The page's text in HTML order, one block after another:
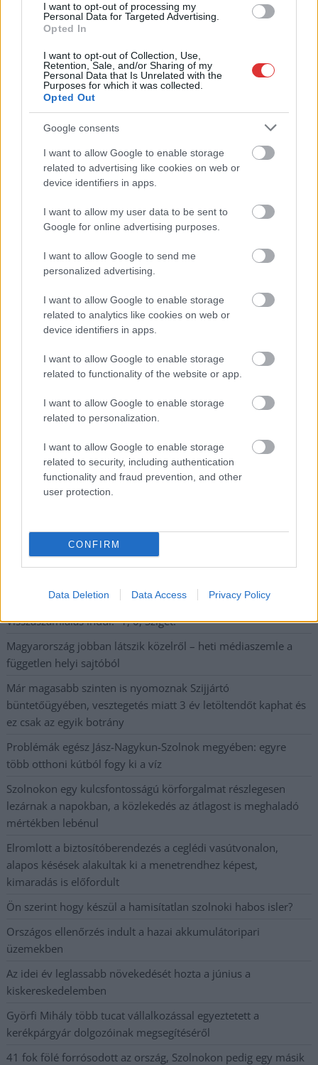
I want to opt-out of processing my
Personal Data for Targeted Advertising.
Opted In
I want to opt-out of Collection, Use,
Retention, Sale, and/or Sharing of my
Personal Data that Is Unrelated with the
Purposes for which it was collected.
Opted Out
Google consents
I want to allow Google to enable storage
related to advertising like cookies on web or
device identifiers in apps.
I want to allow my user data to be sent to
Google for online advertising purposes.
I want to allow Google to send me
personalized advertising.
I want to allow Google to enable storage
related to analytics like cookies on web or
device identifiers in apps.
I want to allow Google to enable storage
related to functionality of the website or app.
I want to allow Google to enable storage
related to personalization.
I want to allow Google to enable storage
related to security, including authentication
functionality and fraud prevention, and other
user protection.
CONFIRM
Data Deletion Data Access Privacy Policy
Hírlevél feliratkozás
Adja meg keresztnevét:
meg e-mail címét:
Megismertem és elfogadom aGDPR-szabályzat
Nem szeretne lemaradni semmiről? Csak egy kattintás, és hírlevelünk a
postaládájába érkezik!
A SZOL24 legfrissebb 24 cikke
A Tisza Párt Dr. Baka Andrást jelöli köztársasági elnöknek
fiú (VIDEÓVAL)
Hétfőn kezdik, csütörtökön végeznek – lezárás miatt
egyik Jász-Nagykun-Szolnok megyei vasútvonalon
Visszaszámlálás indul: -1, 0, Sziget!
Magyarország jobban látszik közelről – heti médiaszemle a
független helyi sajtóból
Már magasabb szinten is nyomoznak Szijjártó
büntetőügyében, vesztegetés miatt 3 év letöltendőt kaphat és
ez csak az egyik botrány
Problémák egész Jász-Nagykun-Szolnok megyében: egyre
több otthoni kútból fogy ki a víz
Szolnokon egy kulcsfontosságú körforgalmat részlegesen
lezárnak a napokban, a közlekedés az átlagost is meghaladó
mértékben lebénul
Elromlott a biztosítóberendezés a ceglédi vasútvonalon,
alapos késések alakultak ki a menetrendhez képest,
kimaradás is előfordult
Ön szerint hogy készül a hamisítatlan szolnoki habos isler?
Országos ellenőrzés indult a hazai akkumulátoripari
üzemekben
Az idei év leglassabb növekedését hozta a június a
kiskereskedelemben
Györfi Mihály több tucat vállalkozással egyeztetett a
kerékpárgyár dolgozóinak megsegítéséről
41 fok fölé forrósodott az ország, Szolnokon pedig egy másik